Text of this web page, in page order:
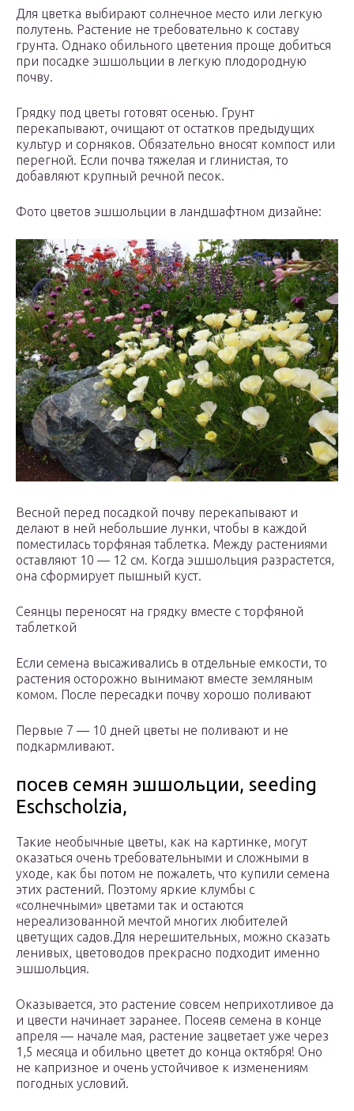
Для цветка выбирают солнечное место или легкую
полутень. Растение не требовательно к составу
грунта. Однако обильного цветения проще добиться
при посадке эшшольции в легкую плодородную
почву.
Грядку под цветы готовят осенью. Грунт
перекапывают, очищают от остатков предыдущих
культур и сорняков. Обязательно вносят компост или
перегной. Если почва тяжелая и глинистая, то
добавляют крупный речной песок.
Фото цветов эшшольции в ландшафтном дизайне:
Весной перед посадкой почву перекапывают и
делают в ней небольшие лунки, чтобы в каждой
поместилась торфяная таблетка. Между растениями
оставляют 10 — 12 см. Когда эшшольция разрастется,
она сформирует пышный куст.
Сеянцы переносят на грядку вместе с торфяной
таблеткой
Если семена высаживались в отдельные емкости, то
растения осторожно вынимают вместе земляным
комом. После пересадки почву хорошо поливают
Первые 7 — 10 дней цветы не поливают и не
подкармливают.
посев семян эшшольции, seeding
Eschscholzia,
Такие необычные цветы, как на картинке, могут
оказаться очень требовательными и сложными в
уходе, как бы потом не пожалеть, что купили семена
этих растений. Поэтому яркие клумбы с
«солнечными» цветами так и остаются
нереализованной мечтой многих любителей
цветущих садов.Для нерешительных, можно сказать
ленивых, цветоводов прекрасно подходит именно
эшшольция.
Оказывается, это растение совсем неприхотливое да
и цвести начинает заранее. Посеяв семена в конце
апреля — начале мая, растение зацветает уже через
1,5 месяца и обильно цветет до конца октября! Оно
не капризное и очень устойчивое к изменениям
погодных условий.